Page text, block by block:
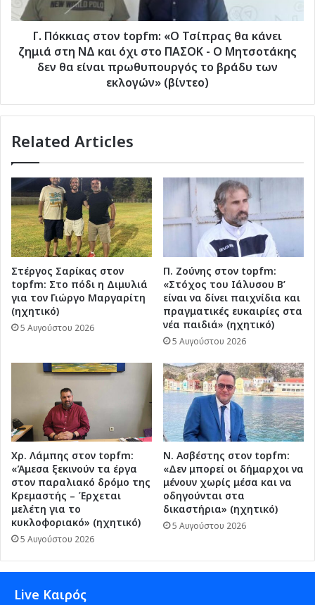
κάνει
ζημιά
ΝΔ
ΠΑΣΟΚ
Ο
δεν
θα
είναι
πρωθυπουργός
το
βράδυ
των
εκλογών»
(βίντεο)
Γ. Πόκκιας στον topfm: «Ο Τσίπρας θα κάνει
ζημιά στη ΝΔ και όχι στο ΠΑΣΟΚ - Ο Μητσοτάκης
δεν θα είναι πρωθυπουργός το βράδυ των
εκλογών» (βίντεο)
Related Articles
Στέργος Σαρίκας στον
topfm: Στο πόδι η Διμυλιά
για τον Γιώργο Μαργαρίτη
(ηχητικό)
5 Αυγούστου 2026
Π. Ζούνης στον topfm:
«Στόχος του Ιάλυσου Β’
είναι να δίνει παιχνίδια και
πραγματικές ευκαιρίες στα
νέα παιδιά» (ηχητικό)
5 Αυγούστου 2026
Χρ. Λάμπης στον topfm:
«Άμεσα ξεκινούν τα έργα
στον παραλιακό δρόμο της
Κρεμαστής – Έρχεται
μελέτη για το
κυκλοφοριακό» (ηχητικό)
5 Αυγούστου 2026
Ν. Ασβέστης στον topfm:
«Δεν μπορεί οι δήμαρχοι να
μένουν χωρίς μέσα και να
οδηγούνται στα
δικαστήρια» (ηχητικό)
5 Αυγούστου 2026
Live Καιρός